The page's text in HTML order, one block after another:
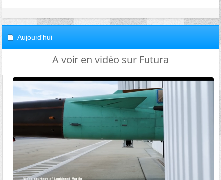
Aujourd'hui
A voir en vidéo sur Futura